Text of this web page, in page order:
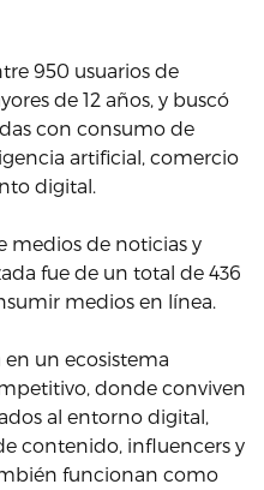
950 usuarios de
de 12 años, y buscó
con consumo de
artificial, comercio
digital.
medios de noticias y
fue de un total de 436
medios en línea.
en un ecosistema
donde conviven
al entorno digital,
contenido, influencers y
funcionan como